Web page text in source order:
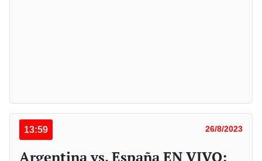
13:59 26/8/2023
Argentina vs. España EN VIVO: